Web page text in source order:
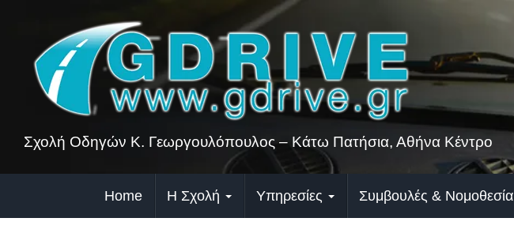
content
Σχολή Οδηγών Κ. Γεωργουλόπουλος – Κάτω Πατήσια, Αθήνα Κέντρο
Home Η Σχολή Υπηρεσίες Συμβουλές & Νομοθεσία